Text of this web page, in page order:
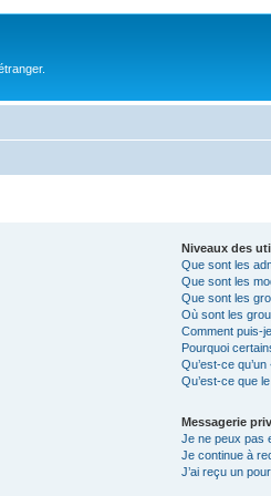
Niveaux des
Que sont les
Que sont les
Que sont les
Où sont les
Comment puis-
Pourquoi
Qu’est-ce
Qu’est-ce que
Messagerie
Je ne peux pas
Je continue à
J’ai reçu un